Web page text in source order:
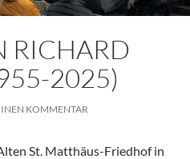
RICHARD
2025)
KOMMENTAR
St. Matthäus-Friedhof in